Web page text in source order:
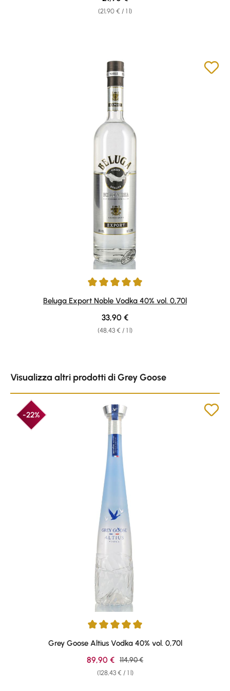
(21,90 € / 1 l)
Average rating of 4.92 out of 5 stars
Beluga Export Noble Vodka 40% vol. 0,70l
(48,43 € / 1 l)
Regular price:
33,90 €
Visualizza altri prodotti di Grey Goose
-22%
Average rating of 5 out of 5 stars
Grey Goose Altius Vodka 40% vol. 0,70l
(128,43 € / 1 l)
Sale price:
89,90 € Regular price:
114,90 €